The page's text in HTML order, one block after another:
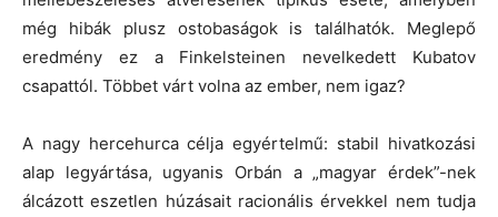
még hibák plusz ostobaságok is találhatók. Meglepő
eredmény ez a Finkelsteinen nevelkedett Kubatov
csapattól. Többet várt volna az ember, nem igaz?
A nagy hercehurca célja egyértelmű: stabil hivatkozási
alap legyártása, ugyanis Orbán a „magyar érdek”-nek
álcázott eszetlen húzásait racionális érvekkel nem tudja